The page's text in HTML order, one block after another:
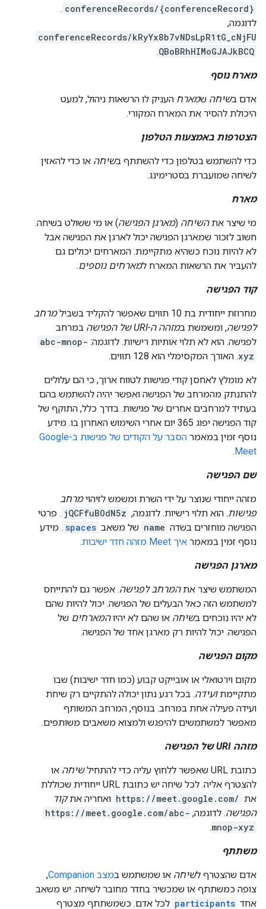
conferenceRecords/{conferenceRecord}
.
לדוגמה,
conferenceRecords/kRyYx8b7vNDsLpR1tG_cNjFU
QBoBRhHIMoGJAJkBCQ
.
מארח נוסף
אדם בשיחה שמארח העניק לו הרשאות ניהול, למעט
היכולת להסיר את המארח המקורי.
הצטרפות באמצעות הטלפון
כדי להשתמש בטלפון כדי להשתתף בשיחה או כדי להאזין
לשיחה שמועברת בסטרימינג.
מארח
מי שיצר אתהשיחה (מארגן הפגישה) או מי ששולט בשיחה.
חשוב לזכור שמארגן הפגישה יכול לארגן את הפגישה אבל
לא להיות נוכח כשהיא מתקיימת. המארחים יכולים גם
להעביר את הרשאות המארח למארחים נוספים.
קוד הפגישה
מחרוזת ייחודית בת 10 תווים שאפשר להקליד בשביל
מרחב
לפגישה, ומשמשת במזהה ה-URI של הפגישה
במרחב
לפגישה. הוא לא תלוי אותיות רישיות. לדוגמה: abc-mnop-
xyz. האורך המקסימלי הוא 128 תווים.
לא מומלץ לאחסן קודי פגישות לטווח ארוך, כי הם עלולים
להתנתק מהמרחב של הפגישה ואפשר יהיה להשתמש בהם
בעתיד למרחבים אחרים של פגישות. בדרך כלל, התוקף של
קוד הפגישה יפוג 365 יום אחרי השימוש האחרון בו. מידע
נוסף זמין במאמר
הסבר על הקודים של פגישות ב-Google
Meet
.
שם הפגישה
מזהה ייחודי שנוצר על ידי השרת ומשמש לזיהוימרחב
פגישות. הוא תלוי רישיות. לדוגמה, jQCFfuBOdN5z . פרטי
הפגישה מוחזרים בשדה name של משאב spaces . מידע
נוסף זמין במאמר איך Meet מזהה חדר ישיבות .
מארגן הפגישה
המשתמש שיצר אתהמרחב לפגישה. אפשר גם להתייחס
למשתמש הזה כאל הבעלים של הפגישה. יכול להיות שהם
לא יהיו נוכחים בשיחה או שהם לא יהיוהמארחים של
הפגישה. יכול להיות רק מארגן אחד של הפגישה.
מקום הפגישה
מקום וירטואלי או אובייקט קבוע (כמו חדר ישיבות) שבו
מתקיימתועידה. בכל רגע נתון יכולה להתקיים רק שיחת
ועידה פעילה אחת במרחב. בנוסף, המרחב המשותף
מאפשר למשתמשים להיפגש ולמצוא משאבים משותפים.
מזהה URI של הפגישה
כתובת URL שאפשר ללחוץ עליה כדי להתחיל שיחה או
להצטרף אליה. לכל שיחה יש כתובת URL ייחודית שכוללת
את https://meet.google.com/ ואחריה אתקוד
הפגישה. לדוגמה, https://meet.google.com/abc-
mnop-xyz
.
משתתף
אדם שהצטרף לשיחה או שמשתמש במצב Companion
,
צופה כמשתתף או שמכשיר בחדר מחובר לשיחה. יש משאב
אחד participants לכל אדם. כשמשתתף מצטרף